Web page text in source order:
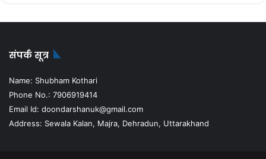
संपर्क सूत्र
Name: Shubham Kothari
Phone No.: 7906919414
Email Id: doondarshanuk@gmail.com
Address: Sewala Kalan, Majra, Dehradun, Uttarakhand